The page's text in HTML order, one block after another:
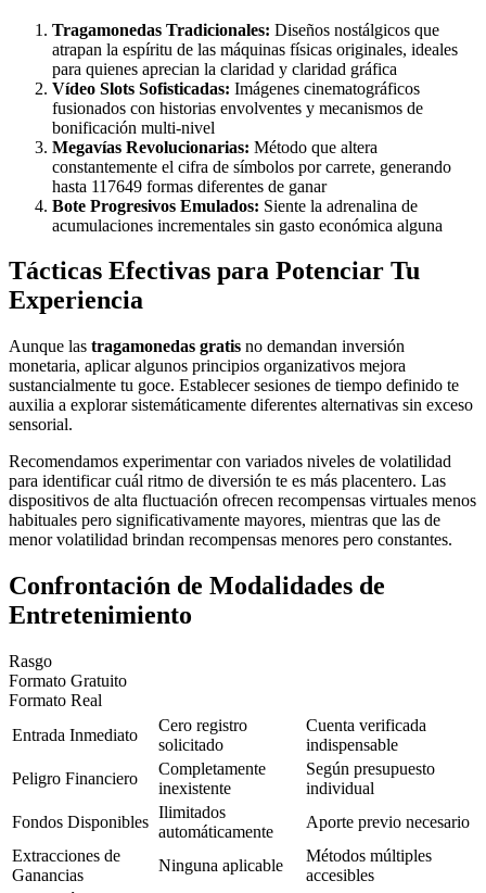
Tragamonedas Tradicionales: Diseños nostálgicos que
atrapan la espíritu de las máquinas físicas originales, ideales
para quienes aprecian la claridad y claridad gráfica
Vídeo Slots Sofisticadas: Imágenes cinematográficos
fusionados con historias envolventes y mecanismos de
bonificación multi-nivel
Megavías Revolucionarias: Método que altera
constantemente el cifra de símbolos por carrete, generando
hasta 117649 formas diferentes de ganar
Bote Progresivos Emulados: Siente la adrenalina de
acumulaciones incrementales sin gasto económica alguna
Tácticas Efectivas para Potenciar Tu
Experiencia
Aunque las tragamonedas gratis no demandan inversión
monetaria, aplicar algunos principios organizativos mejora
sustancialmente tu goce. Establecer sesiones de tiempo definido te
auxilia a explorar sistemáticamente diferentes alternativas sin exceso
sensorial.
Recomendamos experimentar con variados niveles de volatilidad
para identificar cuál ritmo de diversión te es más placentero. Las
dispositivos de alta fluctuación ofrecen recompensas virtuales menos
habituales pero significativamente mayores, mientras que las de
menor volatilidad brindan recompensas menores pero constantes.
Confrontación de Modalidades de
Entretenimiento
Rasgo
Formato Gratuito
Formato Real
Entrada Inmediato
Cero registro
solicitado
Cuenta verificada
indispensable
Peligro Financiero
Completamente
inexistente
Según presupuesto
individual
Fondos Disponibles
Ilimitados
automáticamente
Aporte previo necesario
Extracciones de
Ganancias
Ninguna aplicable
Métodos múltiples
accesibles